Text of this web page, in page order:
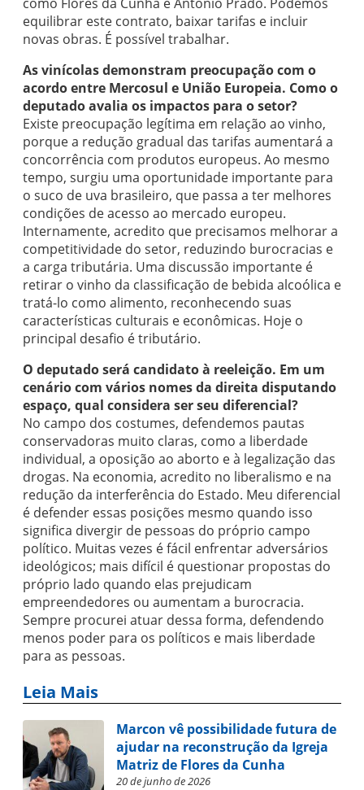
equilibrar este contrato, baixar tarifas e incluir
novas obras. É possível trabalhar.
As vinícolas demonstram preocupação com o
acordo entre Mercosul e União Europeia. Como o
deputado avalia os impactos para o setor?
Existe preocupação legítima em relação ao vinho,
porque a redução gradual das tarifas aumentará a
concorrência com produtos europeus. Ao mesmo
tempo, surgiu uma oportunidade importante para
o suco de uva brasileiro, que passa a ter melhores
condições de acesso ao mercado europeu.
Internamente, acredito que precisamos melhorar a
competitividade do setor, reduzindo burocracias e
a carga tributária. Uma discussão importante é
retirar o vinho da classificação de bebida alcoólica e
tratá-lo como alimento, reconhecendo suas
características culturais e econômicas. Hoje o
principal desafio é tributário.
O deputado será candidato à reeleição. Em um
cenário com vários nomes da direita disputando
espaço, qual considera ser seu diferencial?
No campo dos costumes, defendemos pautas
conservadoras muito claras, como a liberdade
individual, a oposição ao aborto e à legalização das
drogas. Na economia, acredito no liberalismo e na
redução da interferência do Estado. Meu diferencial
é defender essas posições mesmo quando isso
significa divergir de pessoas do próprio campo
político. Muitas vezes é fácil enfrentar adversários
ideológicos; mais difícil é questionar propostas do
próprio lado quando elas prejudicam
empreendedores ou aumentam a burocracia.
Sempre procurei atuar dessa forma, defendendo
menos poder para os políticos e mais liberdade
para as pessoas.
Leia Mais
Marcon vê possibilidade futura de
ajudar na reconstrução da Igreja
Matriz de Flores da Cunha
20 de junho de 2026